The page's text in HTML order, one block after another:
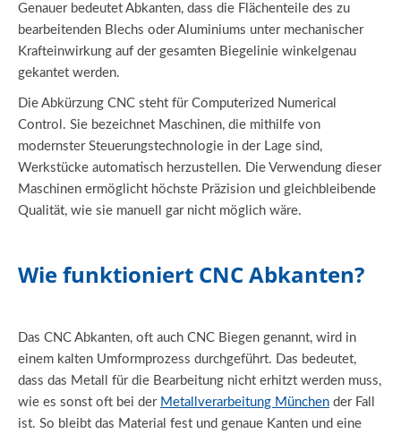
Genauer bedeutet Abkanten, dass die Flächenteile des zu
bearbeitenden Blechs oder Aluminiums unter mechanischer
Krafteinwirkung auf der gesamten Biegelinie winkelgenau
gekantet werden.
Die Abkürzung CNC steht für Computerized Numerical
Control. Sie bezeichnet Maschinen, die mithilfe von
modernster Steuerungstechnologie in der Lage sind,
Werkstücke automatisch herzustellen. Die Verwendung dieser
Maschinen ermöglicht höchste Präzision und gleichbleibende
Qualität, wie sie manuell gar nicht möglich wäre.
Wie funktioniert CNC Abkanten?
Das CNC Abkanten, oft auch CNC Biegen genannt, wird in
einem kalten Umformprozess durchgeführt. Das bedeutet,
dass das Metall für die Bearbeitung nicht erhitzt werden muss,
wie es sonst oft bei der Metallverarbeitung München der Fall
ist. So bleibt das Material fest und genaue Kanten und eine